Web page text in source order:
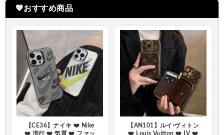
Rakuma 高品質 財布
カップル人気
AirPodsケース
ケースDIY
新商品
アクセサリ
セール
💖おすすめ商品
【CE36】ナイキ ❤️ Nike
❤️ 流行 ❤️ 気質 ❤️ ファッ
【AN101】ルイ·ヴィトン
❤️ Louis Vuitton ❤️ LV ❤️